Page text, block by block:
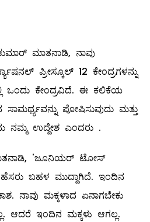
ಮಾತನಾಡಿ, ನಾವು
ಪ್ರೀಸ್ಕೂಲ್ 12 ಕೇಂದ್ರಗಳನ್ನು
ಒಂದು ಕೇಂದ್ರವಿದೆ.‌ ಈ ಕಲಿಕೆಯ
ಪೋಷಿಸುವುದು ಮತ್ತು
ನಮ್ಮ ಉದ್ದೇಶ ಎಂದರು .
'ಜೂನಿಯರ್ ಟೋಸ್
ಬಹಳ ಮುದ್ದಾಗಿದೆ. ಇಂದಿನ
ನಾವು ಮಕ್ಕಳಾದ ಏನಾಗಬೇಕು
ಆದರೆ ಇಂದಿನ ಮಕ್ಕಳು ಆಗಲ್ಲ.